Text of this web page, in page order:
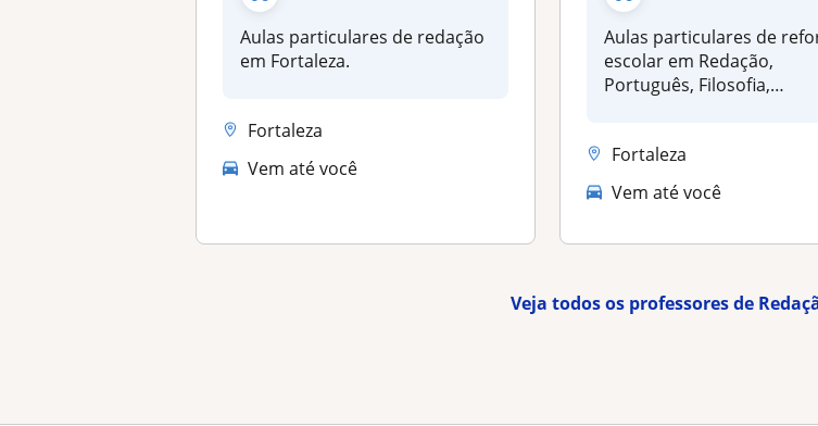
Aulas particulares de redação
em Fortaleza.
Fortaleza
Vem até você
Aulas particulares de
escolar em Redação,
Português, Filosofia,
Fortaleza
Vem até você
Veja todos os professores de